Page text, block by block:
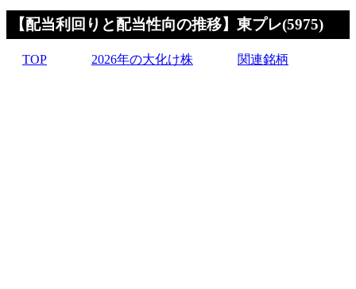
【配当利回りと配当性向の推移】東プレ(5975)
TOP 2026年の大化け株 関連銘柄